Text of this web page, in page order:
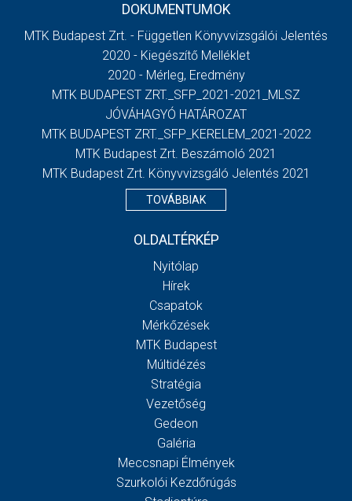
DOKUMENTUMOK
MTK Budapest Zrt. - Független Könyvvizsgálói Jelentés
2020 - Kiegészítő Melléklet
2020 - Mérleg, Eredmény
MTK BUDAPEST ZRT._SFP_2021-2021_MLSZ
JÓVÁHAGYÓ HATÁROZAT
MTK BUDAPEST ZRT._SFP_KERELEM_2021-2022
MTK Budapest Zrt. Beszámoló 2021
MTK Budapest Zrt. Könyvvizsgáló Jelentés 2021
TOVÁBBIAK
OLDALTÉRKÉP
Nyitólap
Hírek
Csapatok
Mérkőzések
MTK Budapest
Múltidézés
Stratégia
Vezetőség
Gedeon
Galéria
Meccsnapi Élmények
Szurkolói Kezdőrúgás